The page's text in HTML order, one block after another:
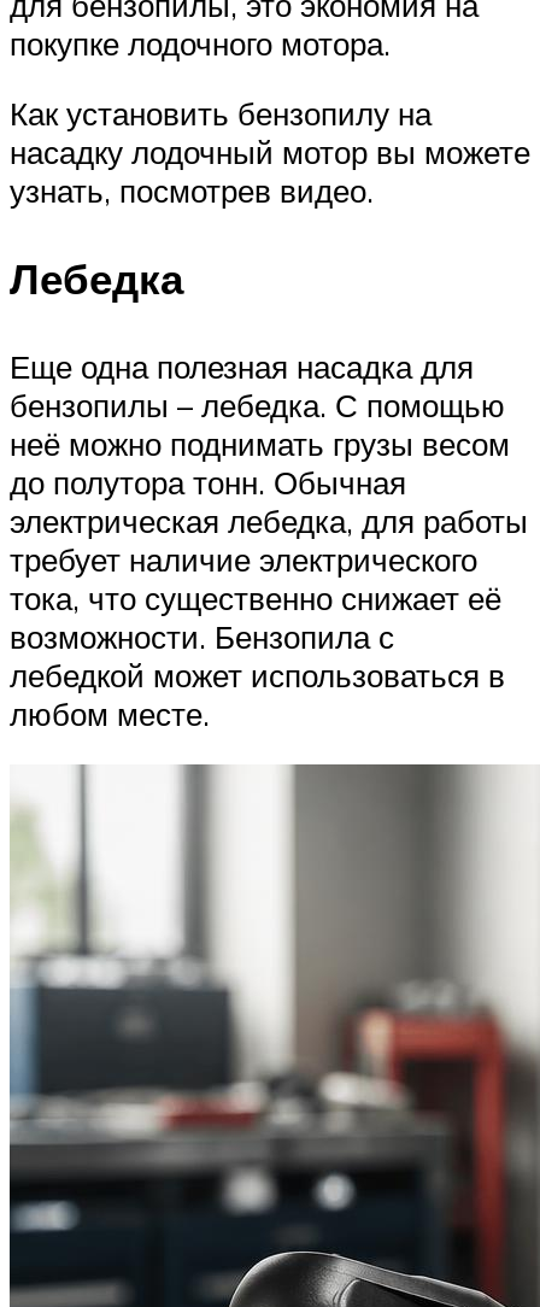
покупке лодочного мотора.
Как установить бензопилу на
насадку лодочный мотор вы можете
узнать, посмотрев видео.
Лебедка
Еще одна полезная насадка для
бензопилы – лебедка. С помощью
неё можно поднимать грузы весом
до полутора тонн. Обычная
электрическая лебедка, для работы
требует наличие электрического
тока, что существенно снижает её
возможности. Бензопила с
лебедкой может использоваться в
любом месте.